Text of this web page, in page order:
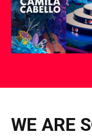
WE ARE